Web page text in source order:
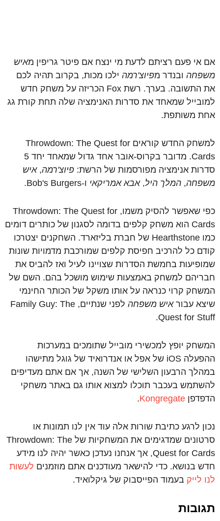
אם אי פעם רציתם לדעת מי ינצח אם פיטר גריפין מאיש
משפחה ובנדר מפיוצ'רמה ילכו מכות, בקרוב תהיה לכם
את התשובה. בערך. רשת Fox הכריזה על משחק חדש
למובייל שמאחד את סדרות האנימציה שלה תחת קורת גג
אחת משותפת.
למשחק החדש קוראים Throwdown: The Quest for
Cards. מדובר בקרוס-אובר אחד גדול שמאחד יחד 5
סדרות אנימציה מפורסמות של הרשת: פיוצ'רמה,איש
משפחה, המלך היל,אבא אמריקאי ו-Bob's Burgers.
כפי שאפשר להסיק משמו, Throwdown: The Quest for
Cards הוא משחק קלפים בדומה לסגנון של כותרים דומים
כמו Hearthstone של חברת בליזארד. השחקנים יצטרכו
קודם כל להרכיב חפיסת קלפים שמורכבת מדמויות שונות
שמופיעות בחמשת הסדרות שצויינו לעיל ואז להביס את
חבריהם למשחק באמצעות שימוש מושכל בהם. השם של
המשחק קרוי כנראה על אותו משקל של הכותר החינמי
שיצא עבוראיש משפחה
לפני שנתיים, Family Guy: The
Quest for Stuff.
המשחק יופץ למכשירי מובייל שתומכים במערכות
ההפעלה iOS של אפל או אנדרואיד של גוגל מתישהו
במהלך הרבעון השלישי של השנה, אך אם אתם מעדיפים
להשתמש בעכבר תוכלו למצוא אותו גם באתר משחקי
הדפדפן Kongregate
.
נכון לרגע כתיבת שורות אלה עוד אין לנו תמונות או
סרטונים שמדגימים את המשחקיות של Throwdown: The
Quest for Cards, אך אנחנו נעדכן כאשר יהיה לנו מידע
חדש בנושא. כדי להישאר מעודכנים אתם מוזמנים לעשות
לנו לייק בעמוד הפייסבוק של גיקלואיד.
תגובות